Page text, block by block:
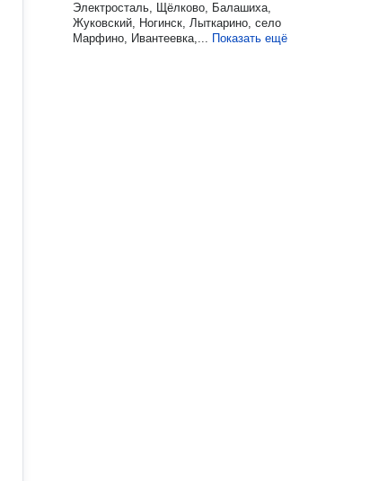
Электросталь, Щёлково, Балашиха,
Жуковский, Ногинск, Лыткарино, село
Марфино, Ивантеевка,... Показать ещё